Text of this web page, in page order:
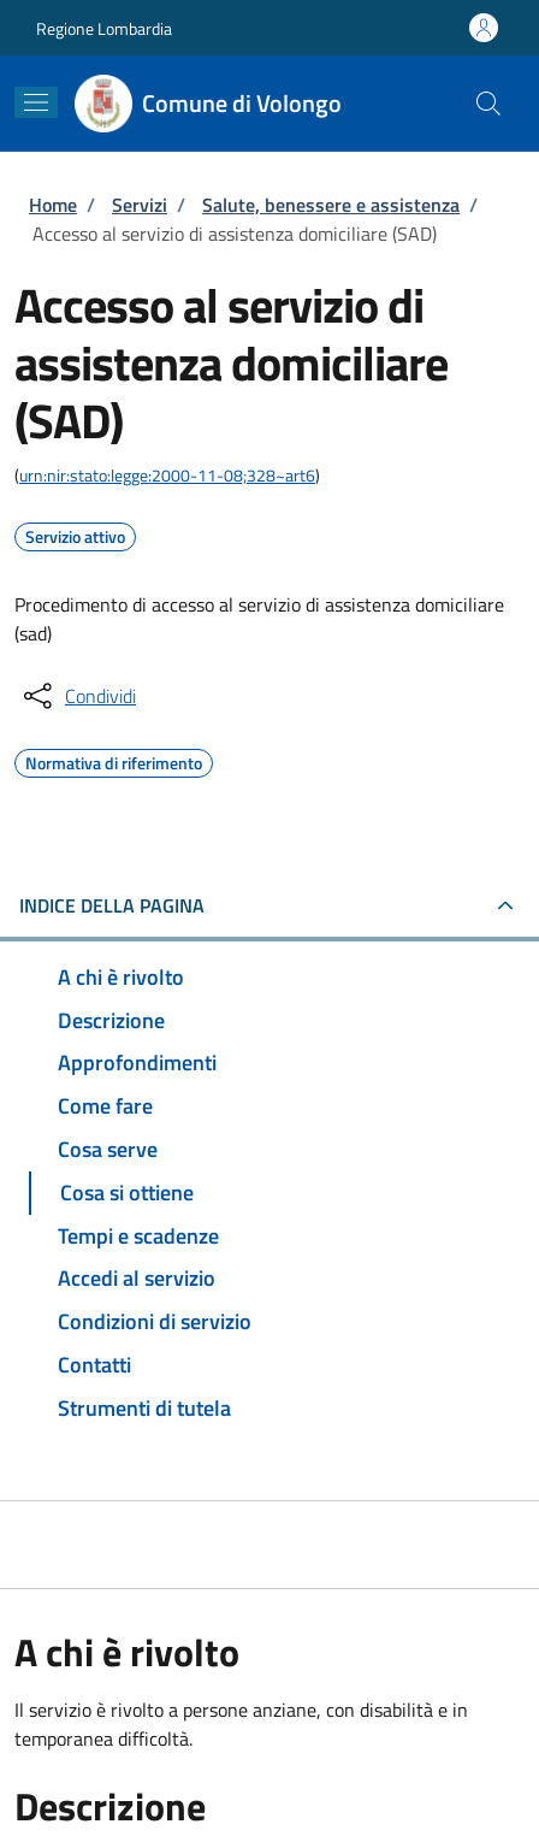
Regione Lombardia
Comune di Volongo
Briciole di pane
Home / Servizi / Salute, benessere e assistenza /
Accesso al servizio di assistenza domiciliare (SAD)
Accesso al servizio di
assistenza domiciliare
(SAD)
(urn:nir:stato:legge:2000-11-08;328~art6)
Servizio attivo
Procedimento di accesso al servizio di assistenza domiciliare
(sad)
Condividi
Normativa di riferimento
INDICE DELLA PAGINA
A chi è rivolto
Descrizione
Approfondimenti
Come fare
Cosa serve
Cosa si ottiene
Tempi e scadenze
Accedi al servizio
Condizioni di servizio
Contatti
Strumenti di tutela
A chi è rivolto
Il servizio è rivolto a persone anziane, con disabilità e in
temporanea difficoltà.
Descrizione